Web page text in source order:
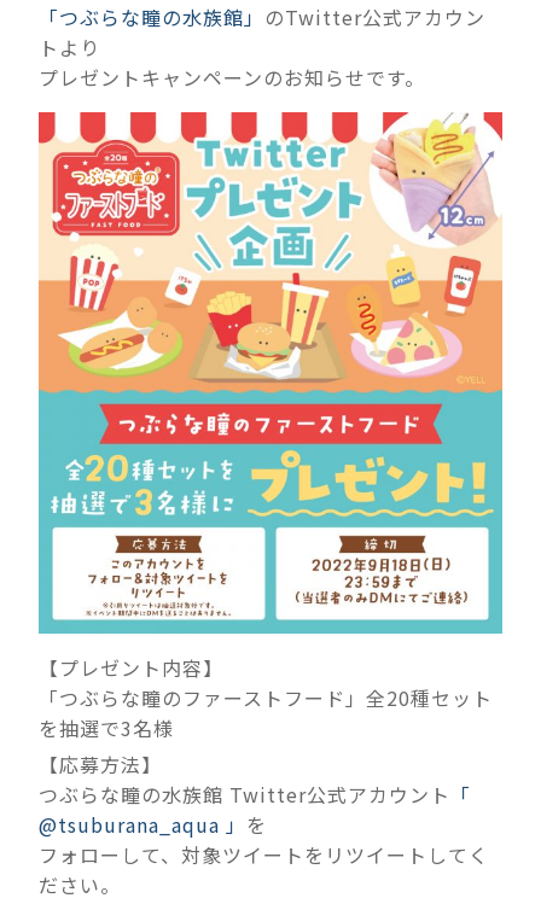
「つぶらな瞳の水族館」 のTwitter公式アカウン
トより
プレゼントキャンペーンのお知らせです。
【プレゼント内容】
「つぶらな瞳のファーストフード」全20種セット
を抽選で3名様
【応募方法】
つぶらな瞳の水族館 Twitter公式アカウント 「
@tsuburana_aqua 」 を
フォローして、対象ツイートをリツイートしてく
ださい。